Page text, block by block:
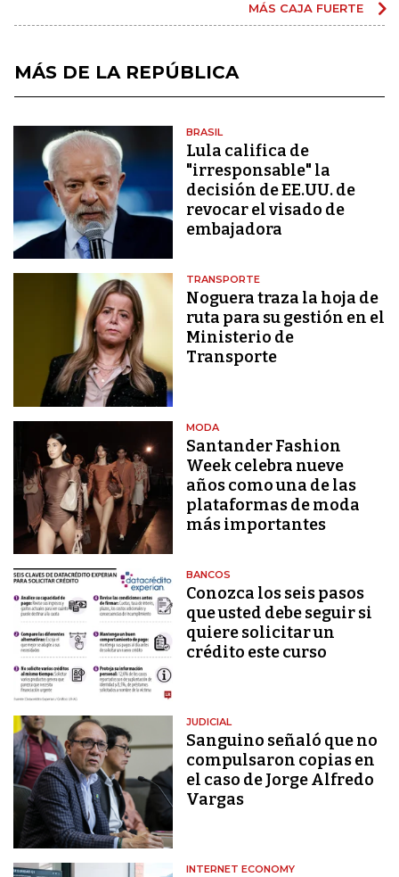
MÁS CAJA FUERTE
MÁS DE LA REPÚBLICA
BRASIL
Lula califica de
"irresponsable" la
decisión de EE.UU. de
revocar el visado de
embajadora
TRANSPORTE
Noguera traza la hoja de
ruta para su gestión en el
Ministerio de
Transporte
MODA
Santander Fashion
Week celebra nueve
años como una de las
plataformas de moda
más importantes
BANCOS
Conozca los seis pasos
que usted debe seguir si
quiere solicitar un
crédito este curso
JUDICIAL
Sanguino señaló que no
compulsaron copias en
el caso de Jorge Alfredo
Vargas
INTERNET ECONOMY